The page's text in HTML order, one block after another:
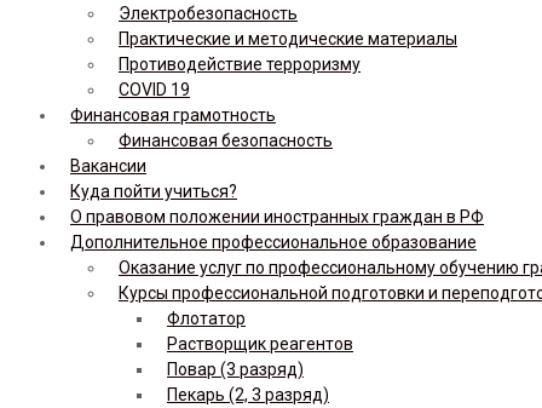
Электробезопасность
Практические и методические материалы
Противодействие терроризму
COVID 19
Финансовая грамотность
Финансовая безопасность
Вакансии
Куда пойти учиться?
О правовом положении иностранных граждан в РФ
Дополнительное профессиональное образование
Оказание услуг по профессиональному обучению
Курсы профессиональной подготовки и
Флотатор
Растворщик реагентов
Повар (3 разряд)
Пекарь (2, 3 разряд)